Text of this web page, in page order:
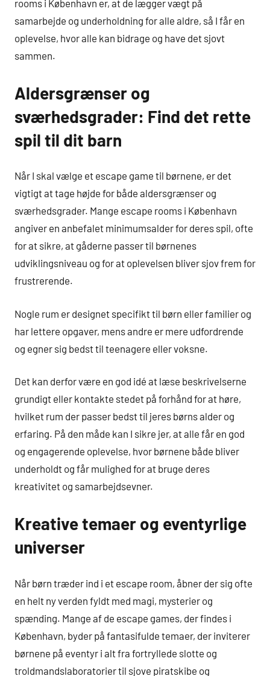
rooms i København er, at de lægger vægt på
samarbejde og underholdning for alle aldre, så I får en
oplevelse, hvor alle kan bidrage og have det sjovt
sammen.
Aldersgrænser og
sværhedsgrader: Find det rette
spil til dit barn
Når I skal vælge et escape game til børnene, er det
vigtigt at tage højde for både aldersgrænser og
sværhedsgrader. Mange escape rooms i København
angiver en anbefalet minimumsalder for deres spil, ofte
for at sikre, at gåderne passer til børnenes
udviklingsniveau og for at oplevelsen bliver sjov frem for
frustrerende.
Nogle rum er designet specifikt til børn eller familier og
har lettere opgaver, mens andre er mere udfordrende
og egner sig bedst til teenagere eller voksne.
Det kan derfor være en god idé at læse beskrivelserne
grundigt eller kontakte stedet på forhånd for at høre,
hvilket rum der passer bedst til jeres børns alder og
erfaring. På den måde kan I sikre jer, at alle får en god
og engagerende oplevelse, hvor børnene både bliver
underholdt og får mulighed for at bruge deres
kreativitet og samarbejdsevner.
Kreative temaer og eventyrlige
universer
Når børn træder ind i et escape room, åbner der sig ofte
en helt ny verden fyldt med magi, mysterier og
spænding. Mange af de escape games, der findes i
København, byder på fantasifulde temaer, der inviterer
børnene på eventyr i alt fra fortryllede slotte og
troldmandslaboratorier til sjove piratskibe og